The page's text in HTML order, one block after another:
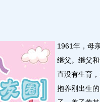
1961年，母
继父。继父
直没有生育
抱养刚出生